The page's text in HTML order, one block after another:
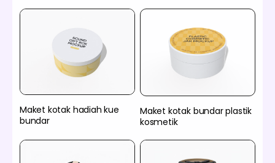
Maket kotak hadiah kue
bundar
Maket kotak bundar plastik
kosmetik